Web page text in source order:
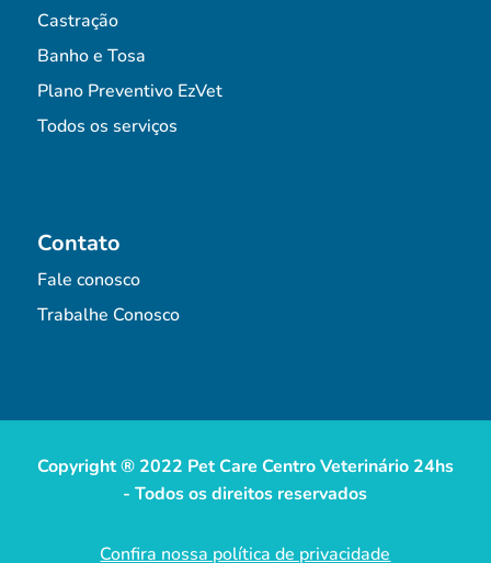
Castração
Banho e Tosa
Plano Preventivo EzVet
Todos os serviços
Contato
Fale conosco
Trabalhe Conosco
Copyright ® 2022 Pet Care Centro Veterinário 24hs
- Todos os direitos reservados
Confira nossa política de privacidade